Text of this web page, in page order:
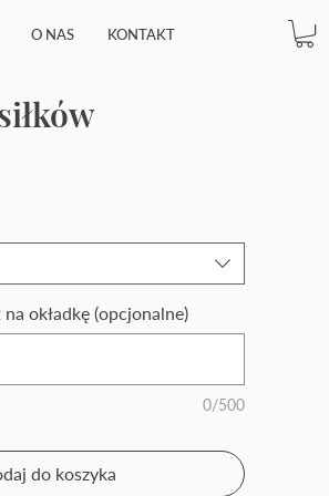
O NAS KONTAKT
okładkę (opcjonalne)
0/500
do koszyka